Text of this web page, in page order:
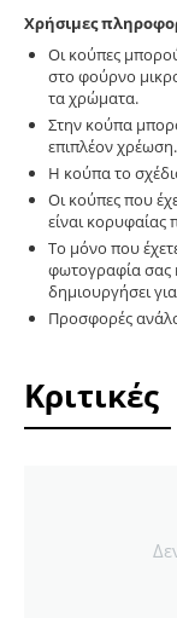
Χρήσιμες
Οι κούπες
στο φούρνο
τα χρώματα.
Στην κούπα
επιπλέον χρέωση.
Η κούπα το
Οι κούπες που
είναι κορυφαίας
Το μόνο που
φωτογραφία σας
δημιουργήσει
Προσφορές
Κριτικές